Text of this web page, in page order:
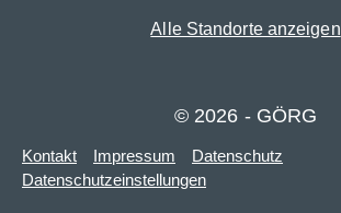
Alle Standorte anzeigen
© 2026 - GÖRG
Kontakt Impressum
Datenschutz
Datenschutzeinstellungen